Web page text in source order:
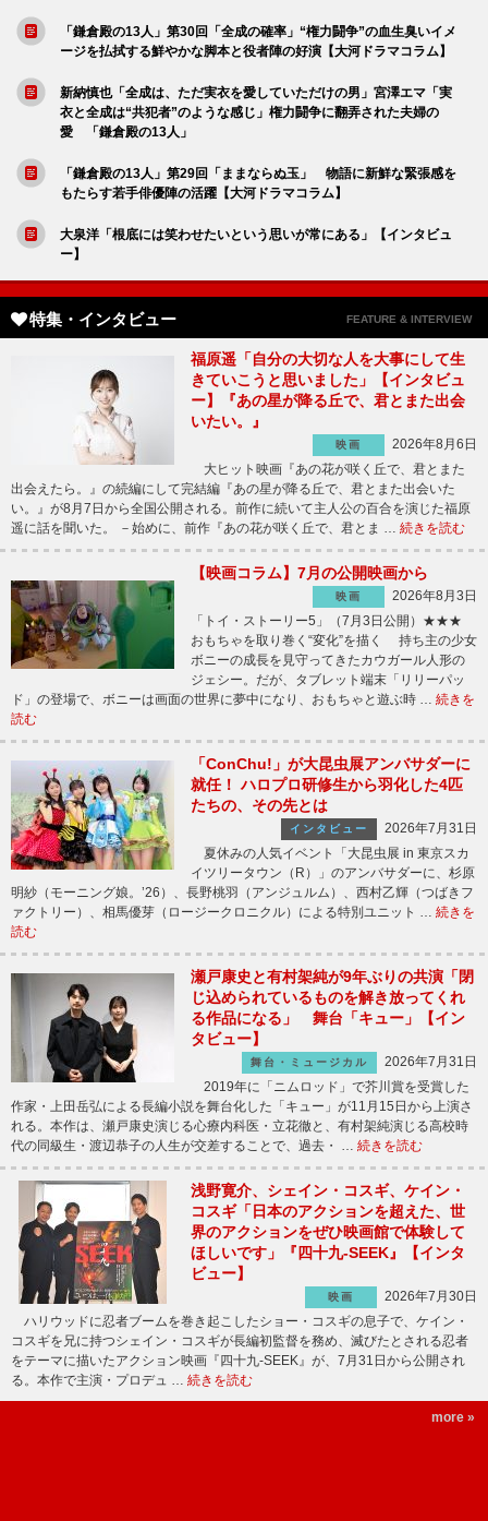
「鎌倉殿の13人」第30回「全成の確率」“権力闘争”の血生臭いイメ
ージを払拭する鮮やかな脚本と役者陣の好演【大河ドラマコラム】
新納慎也「全成は、ただ実衣を愛していただけの男」宮澤エマ「実
衣と全成は“共犯者”のような感じ」権力闘争に翻弄された夫婦の
愛 「鎌倉殿の13人」
「鎌倉殿の13人」第29回「ままならぬ玉」 物語に新鮮な緊張感を
もたらす若手俳優陣の活躍【大河ドラマコラム】
大泉洋「根底には笑わせたいという思いが常にある」【インタビュ
ー】
特集・インタビュー FEATURE & INTERVIEW
福原遥「自分の大切な人を大事にして生
きていこうと思いました」【インタビュ
ー】『あの星が降る丘で、君とまた出会
いたい。』
映画
2026年8月6日
大ヒット映画『あの花が咲く丘で、君とまた
出会えたら。』の続編にして完結編『あの星が降る丘で、君とまた出会いた
い。』が8月7日から全国公開される。前作に続いて主人公の百合を演じた福原
遥に話を聞いた。 －始めに、前作『あの花が咲く丘で、君とま … 続きを読む
【映画コラム】7月の公開映画から
映画
2026年8月3日
「トイ・ストーリー5」（7月3日公開）★★★
おもちゃを取り巻く“変化”を描く 持ち主の少女
ボニーの成長を見守ってきたカウガール人形の
ジェシー。だが、タブレット端末「リリーパッ
ド」の登場で、ボニーは画面の世界に夢中になり、おもちゃと遊ぶ時 … 続きを
読む
「ConChu!」が大昆虫展アンバサダーに
就任！ ハロプロ研修生から羽化した4匹
たちの、その先とは
インタビュー
2026年7月31日
夏休みの人気イベント「大昆虫展 in 東京スカ
イツリータウン（R）」のアンバサダーに、杉原
明紗（モーニング娘。’26）、長野桃羽（アンジュルム）、西村乙輝（つばきフ
ァクトリー）、相馬優芽（ロージークロニクル）による特別ユニット … 続きを
読む
瀬戸康史と有村架純が9年ぶりの共演「閉
じ込められているものを解き放ってくれ
る作品になる」 舞台「キュー」【イン
タビュー】
舞台・ミュージカル
2026年7月31日
2019年に「ニムロッド」で芥川賞を受賞した
作家・上田岳弘による長編小説を舞台化した「キュー」が11月15日から上演さ
れる。本作は、瀬戸康史演じる心療内科医・立花徹と、有村架純演じる高校時
代の同級生・渡辺恭子の人生が交差することで、過去・ … 続きを読む
浅野寛介、シェイン・コスギ、ケイン・
コスギ「日本のアクションを超えた、世
界のアクションをぜひ映画館で体験して
ほしいです」『四十九-SEEK』【インタ
ビュー】
映画
2026年7月30日
ハリウッドに忍者ブームを巻き起こしたショー・コスギの息子で、ケイン・
コスギを兄に持つシェイン・コスギが長編初監督を務め、滅びたとされる忍者
をテーマに描いたアクション映画『四十九-SEEK』が、7月31日から公開され
る。本作で主演・プロデュ … 続きを読む
more »